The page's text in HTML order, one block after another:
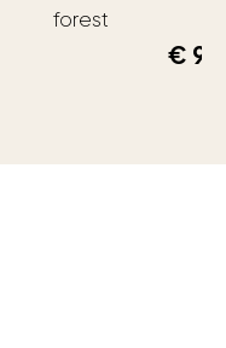
forest
€